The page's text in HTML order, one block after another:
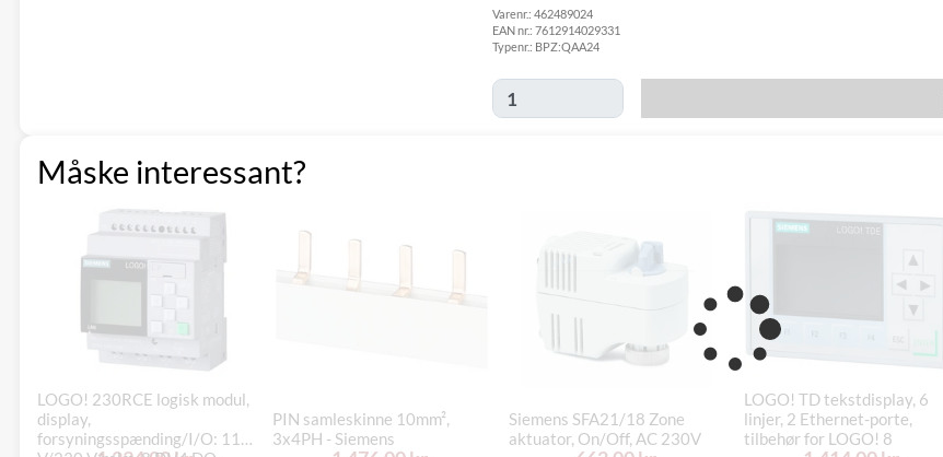
GLS
Hjemmelevering
GLS Erhverv
Direkte levering
149,00 kr.
Tirsdag d. 11/8
Click&Collect i
Svenstrup
0,00 kr. Tirsdag d. 11/8
Varenr.: 462489024
EAN nr.: 7612914029331
Typenr.: BPZ:QAA24
Måske interessant?
LOGO! 230RCE logisk modul,
display,
forsyningsspænding/I/O: 115
PIN samleskinne 10mm²,
3x4PH - Siemens
Siemens SFA21/18 Zone
aktuator, On/Off, AC 230V
LOGO! TD tekstdisplay, 6
linjer, 2 Ethernet-porte,
tilbehør for LOGO! 8